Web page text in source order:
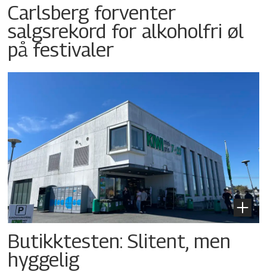
Carlsberg forventer
salgsrekord for alkoholfri øl
på festivaler
Butikktesten: Slitent, men
hyggelig